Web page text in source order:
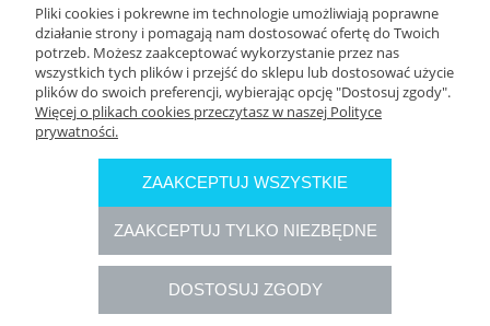
Rozliczenia płatności online przeprowadzane są przez Autopay
Pliki cookies i pokrewne im technologie umożliwiają poprawne
działanie strony i pomagają nam dostosować ofertę do Twoich
potrzeb. Możesz zaakceptować wykorzystanie przez nas
wszystkich tych plików i przejść do sklepu lub dostosować użycie
plików do swoich preferencji, wybierając opcję "Dostosuj zgody".
Więcej o plikach cookies przeczytasz w naszej Polityce
prywatności.
ZAAKCEPTUJ TYLKO NIEZBĘDNE
DOSTOSUJ ZGODY
ZAAKCEPTUJ WSZYSTKIE